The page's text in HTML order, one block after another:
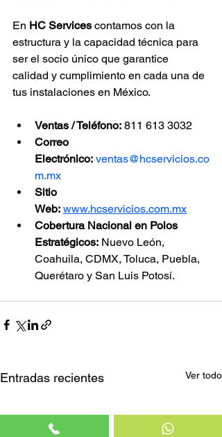
En HC Services contamos con la
estructura y la capacidad técnica para
ser el socio único que garantice
calidad y cumplimiento en cada una de
tus instalaciones en México.
Ventas / Teléfono: 811 613 3032
Correo
Electrónico: ventas@hcservicios.co
m.mx
Sitio
Web: www.hcservicios.com.mx
Cobertura Nacional en Polos
Estratégicos: Nuevo León,
Coahuila, CDMX, Toluca, Puebla,
Querétaro y San Luis Potosí.
Entradas recientes Ver todo